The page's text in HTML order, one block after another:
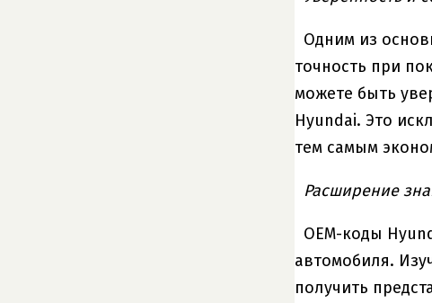
Одним из
точность при
можете быть
Hyundai. Это
тем самым
Расширение
OEM-коды
автомобиля.
получить